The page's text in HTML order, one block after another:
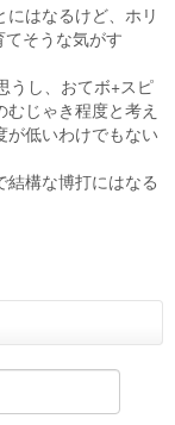
はなるけど、ホリ
そうな気がす
うし、おてボ+スピ
じゃき程度と考え
が低いわけでもない
構な博打にはなる